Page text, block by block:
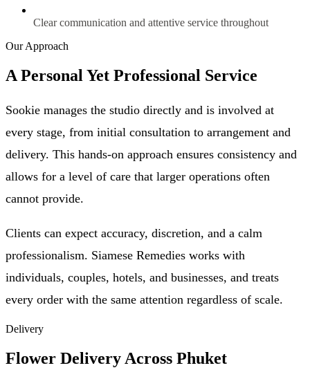
Clear communication and attentive service throughout
Our Approach
A Personal Yet Professional Service
Sookie manages the studio directly and is involved at
every stage, from initial consultation to arrangement and
delivery. This hands-on approach ensures consistency and
allows for a level of care that larger operations often
cannot provide.
Clients can expect accuracy, discretion, and a calm
professionalism. Siamese Remedies works with
individuals, couples, hotels, and businesses, and treats
every order with the same attention regardless of scale.
Delivery
Flower Delivery Across Phuket